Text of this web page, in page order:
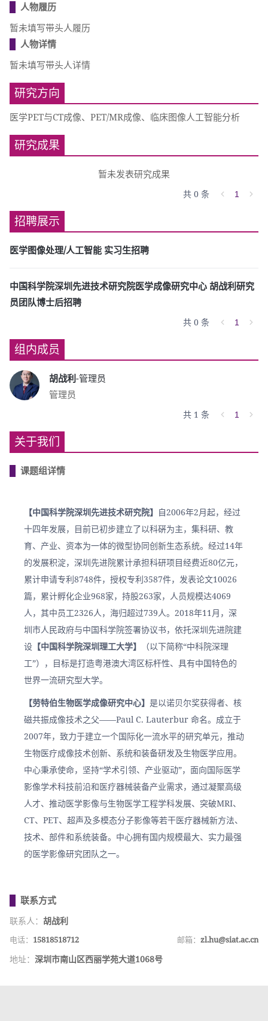
人物履历
暂未填写带头人履历
人物详情
暂未填写带头人详情
研究方向
医学PET与CT成像、PET/MR成像、临床图像人工智能分析
研究成果
暂未发表研究成果
共 0 条 1
招聘展示
医学图像处理/人工智能 实习生招聘
中国科学院深圳先进技术研究院医学成像研究中心 胡战利研究
员团队博士后招聘
共 0 条 1
组内成员
胡战利 -管理员
管理员
共 1 条 1
关于我们
课题组详情
【中国科学院深圳先进技术研究院】 自2006年2月起，经过
十四年发展，目前已初步建立了以科硏为主，集科研、教
育、产业、资本为一体的微型协同创新生态系统。经过14年
的发展积淀，深圳先进院累计承担科研项目经费近80亿元，
累计申请专利8748件，授权专利3587件，发表论文10026
篇，累计孵化企业968家，持股263家，人员规模达4069
人，其中员工2326人，海归超过739人。2018年11月，深
圳市人民政府与中国科学院签署协议书，依托深圳先进院建
设 【中国科学院深圳理工大学】
（以下简称“中科院深理
工”），目标是打造粤港澳大湾区标杆性、具有中国特色的
世界一流研究型大学。
【劳特伯生物医学成像研究中心】 是以诺贝尔奖获得者、核
磁共振成像技术之父——Paul C. Lauterbur 命名。成立于
2007年，致力于建立一个国际化一流水平的研究单元，推动
生物医疗成像技术创新、系统和装备研发及生物医学应用。
中心秉承使命，坚持“学术引领、产业驱动”，面向国际医学
影像学术科技前沿和医疗器械装备产业需求，通过凝聚高级
人才、推动医学影像与生物医学工程学科发展、突破MRI、
CT、PET、超声及多模态分子影像等若干医疗器械新方法、
技术、部件和系统装备。中心拥有国内规模最大、实力最强
的医学影像研究团队之一。
联系方式
联系人： 胡战利
电话： 15818518712 邮箱： zl.hu@siat.ac.cn
地址： 深圳市南山区西丽学苑大道1068号